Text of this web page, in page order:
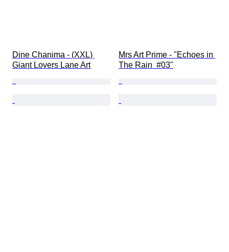
Dine Chanima - (XXL)
Giant Lovers Lane Art
Mrs Art Prime - "Echoes in
The Rain  #03"